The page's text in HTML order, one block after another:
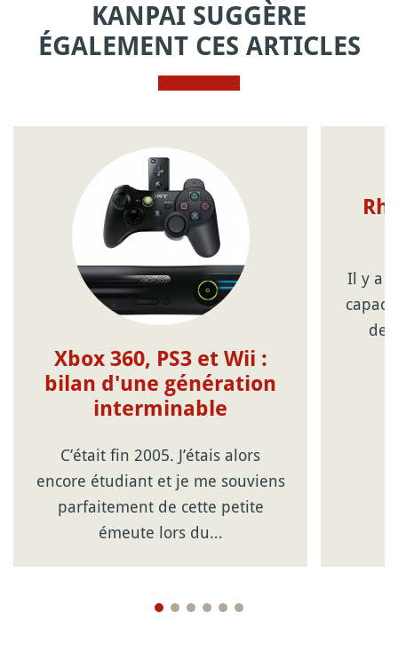
KANPAI SUGGÈRE
ÉGALEMENT CES ARTICLES
Xbox 360, PS3 et Wii :
bilan d'une génération
interminable
C’était fin 2005. J’étais alors
encore étudiant et je me souviens
parfaitement de cette petite
émeute lors du…
Il y a